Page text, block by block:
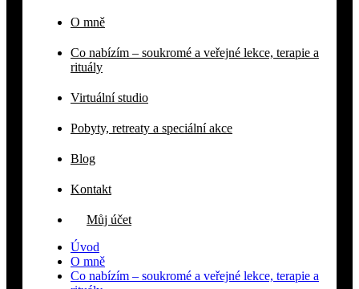
O mně
Co nabízím – soukromé a veřejné lekce, terapie a
rituály
Virtuální studio
Pobyty, retreaty a speciální akce
Blog
Kontakt
Můj účet
Úvod
O mně
Co nabízím – soukromé a veřejné lekce, terapie a